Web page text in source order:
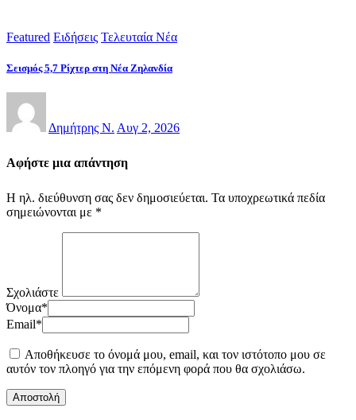
Featured Ειδήσεις Τελευταία Νέα
Σεισμός 5,7 Ρίχτερ στη Νέα Ζηλανδία
Δημήτρης Ν. Αυγ 2, 2026
Αφήστε μια απάντηση
Η ηλ. διεύθυνση σας δεν δημοσιεύεται. Τα υποχρεωτικά πεδία
σημειώνονται με *
Σχολιάστε
Όνομα*
Email*
Αποθήκευσε το όνομά μου, email, και τον ιστότοπο μου σε
αυτόν τον πλοηγό για την επόμενη φορά που θα σχολιάσω.